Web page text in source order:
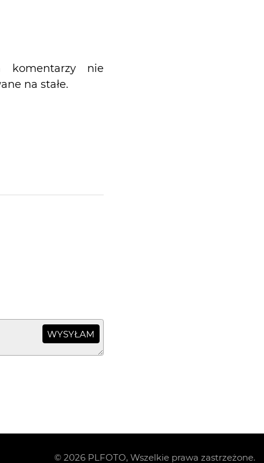
komentarzy nie
WYSYŁAM
© 2026 PLFOTO, Wszelkie prawa zastrzeżone.